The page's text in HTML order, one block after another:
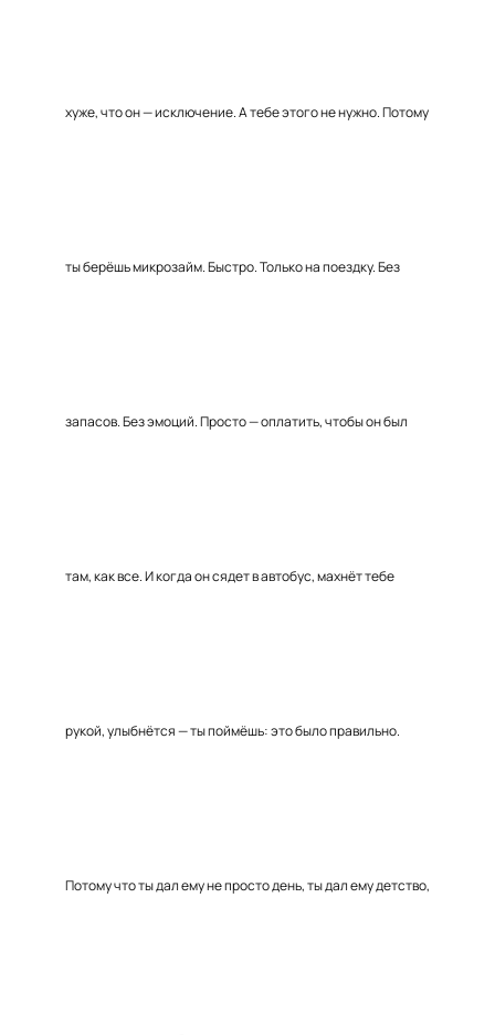
хуже, что он — исключение. А тебе этого не нужно. Потому
ты берёшь микрозайм. Быстро. Только на поездку. Без
запасов. Без эмоций. Просто — оплатить, чтобы он был
там, как все. И когда он сядет в автобус, махнёт тебе
рукой, улыбнётся — ты поймёшь: это было правильно.
Потому что ты дал ему не просто день, ты дал ему детство,